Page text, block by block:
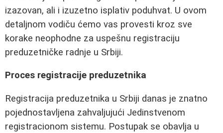
izazovan, ali i izuzetno isplativ poduhvat. U ovom
detaljnom vodiču ćemo vas provesti kroz sve
korake neophodne za uspešnu registraciju
preduzetničke radnje u Srbiji.
Proces registracije preduzetnika
Registracija preduzetnika u Srbiji danas je znatno
pojednostavljena zahvaljujući Jedinstvenom
registracionom sistemu. Postupak se obavlja u